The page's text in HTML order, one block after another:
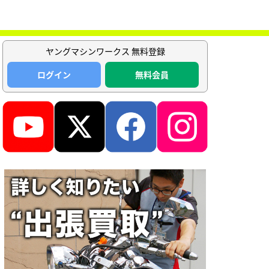
ヤングマシンワークス 無料登録
ログイン
無料会員